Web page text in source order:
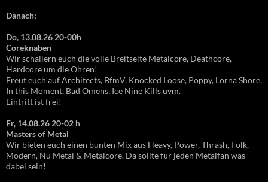
Danach:
Do, 13.08.26 20-00h
Coreknaben
Wir schallern euch die volle Breitseite Metalcore, Deathcore,
Hardcore um die Ohren!
Freut euch auf Architects, BfmV, Knocked Loose, Poppy, Lorna Shore,
In this Moment, Bad Omens, Ice Nine Kills uvm.
Eintritt ist frei!
Fr, 14.08.26 20-02 h
Masters of Metal
Wir bieten euch einen bunten Mix aus Heavy, Power, Thrash, Folk,
Modern, Nu Metal & Metalcore. Da sollte für jeden Metalfan was
dabei sein!